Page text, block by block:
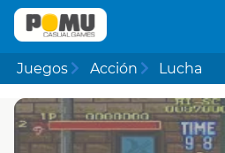
Juegos Acción Lucha